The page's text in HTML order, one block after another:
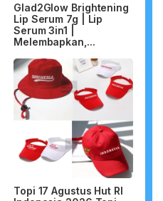
Glad2Glow Brightening
Lip Serum 7g | Lip
Serum 3in1 |
Melembapkan,...
Topi 17 Agustus Hut RI